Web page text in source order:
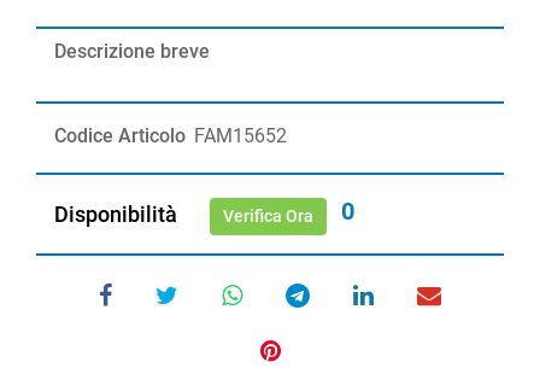
Descrizione breve
Codice Articolo FAM15652
Disponibilità Verifica Ora 0